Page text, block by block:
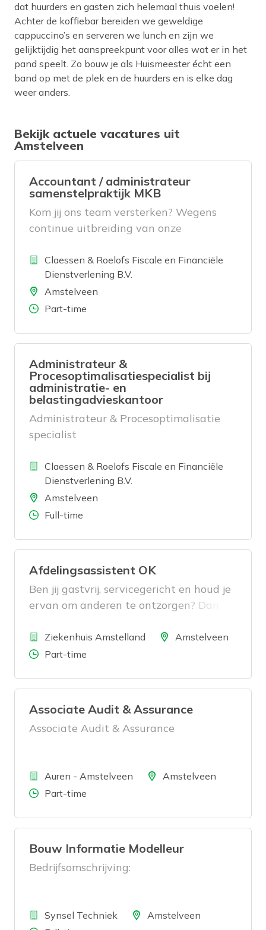
dat huurders en gasten zich helemaal thuis voelen!
Achter de koffiebar bereiden we geweldige
cappuccino’s en serveren we lunch en zijn we
gelijktijdig het aanspreekpunt voor alles wat er in het
pand speelt. Zo bouw je als Huismeester écht een
band op met de plek en de huurders en is elke dag
weer anders.
Bekijk actuele vacatures uit
Amstelveen
Accountant / administrateur
samenstelpraktijk MKB
Kom jij ons team versterken? Wegens
continue uitbreiding van onze
een collega binnen onze
samenstelpraktijk. We zoeken een
collega die interesse heeft in de mens
achter de onderneming van onze klant
financiële/fiscale vak de ondernemer met
raad en daad bijstaat.
BedrijfClaessen & Roelofs Fiscale en Financiële
Dienstverlening B.V.
LocatieAmstelveen
Aantal uren
Part-time
Administrateur &
Procesoptimalisatiespecialist bij
administratie- en
belastingadvieskantoor
Administrateur & Procesoptimalisatie
specialist
BedrijfClaessen & Roelofs Fiscale en Financiële
Dienstverlening B.V.
LocatieAmstelveen
Aantal uren
Full-time
Afdelingsassistent OK
Ben jij gastvrij, servicegericht en houd je
ervan om anderen te ontzorgen? Dan
operatiekamercomplex zoeken wij een
Afdelingsassistent OK die ervoor zorgt
soepel verlopen.
BedrijfZiekenhuis Amstelland LocatieAmstelveen
Aantal uren
Part-time
Associate Audit & Assurance
Associate Audit & Assurance
BedrijfAuren - Amstelveen LocatieAmstelveen
Aantal uren
Part-time
Bouw Informatie Modelleur
Bedrijfsomschrijving:
BedrijfSynsel Techniek LocatieAmstelveen